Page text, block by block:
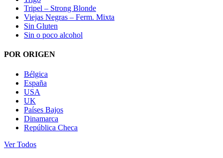
Tripel – Strong Blonde
Viejas Negras – Ferm. Mixta
Sin Gluten
Sin o poco alcohol
POR ORIGEN
Bélgica
España
USA
UK
Países Bajos
Dinamarca
República Checa
Ver Todos